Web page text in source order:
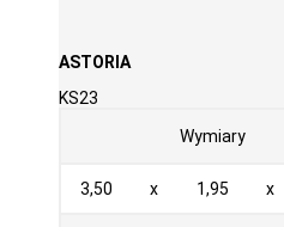
ASTORIA
KS23
Wymiary
3,50 x 1,95 x